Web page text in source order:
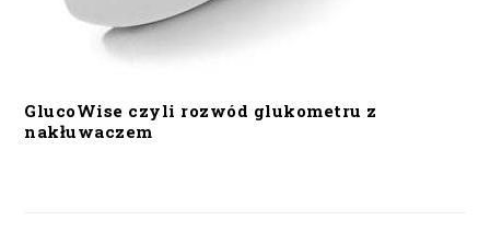
GlucoWise czyli rozwód glukometru z
nakłuwaczem